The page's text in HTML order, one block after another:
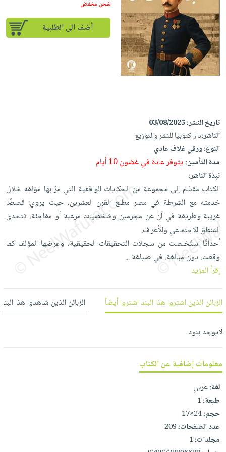
إختياراتنا
كتب
أكاديمية
صندوق
القراءة
iKitab
بلا
حدود
أسئلة
يتكرر
على
Android
تحميل
iKitab
على
Apple
أسئلة
يتكرر
طرحها
تحميل
masmu3
على
masmu3
على
Apple
المواضيع
الأكثر
مبيعاً
إختياراتنا
وسائل
القراءة
جوائز
تعليمية
الصحة
والعناية
الشخصية
جديد
أجهزة
العناية
الشخصية
العناية
وتصفيف
الشعر
العناية
بالجسم
العناية
بالأسنان
الحمية
والتغذية
المطبخ
والسفرة
جديد
الكل
أواني
الطهي
أدوات
الخبز
أدوات
المائدة
الأوعية
أدوات
المطبخ
متجر
الهدايا
أقسام
الأكثر
مبيعاً
العودة
للمدارس
اكسسوارات
كتب
منزلية
اكسسوارات
ملابس
حقائب
حلي
عناية
بالذات
شحن
مجاني
بنود
اشتراكات
كل
صندوق
القراءة
iKitab
بلا
حدود
بحث
نيل
وفرات
عن
الشركة
سياسة
الشركة
حسابك
لائحة
الأمنيات
شحن مخفض
أضف الى الطلبية
تاريخ النشر:03/08/2025
الناشر:دار كتوبيا للنشر والتوزيع
النوع:ورقي غلاف عادي
مدة التأمين:يتوفر عادة في غضون 10 أيام
نبذة الناشر:
الكتاب مقسّم إلى مجموعة من الحكايات الواقعية التي مرّ بها مؤلفه خلال
خدمته مع الشرطة في مصر مطلع القرن العشرين، حيث يروي: قصصًا
غريبة وطريفة في آن عن مجرمين وشخصيات مرعبة أو مفاجئة، تتحدى
المنطق الاجتماعي والأعراف.
أحداثًا استُخلصت من سجلات التحقيقات الحقيقية، وعرضها المؤلف كما
وقعت، دون مبالغة، في صياغة...
إقرأ المزيد
الزبائن الذين اشتروا هذا البند اشتروا أيضاً الزبائن الذين شاهدوا هذا
لايوجد بنود
معلومات إضافية عن الكتاب
لغة:عربي
طبعة:1
حجم:24×17
عدد الصفحات:209
مجلدات:1